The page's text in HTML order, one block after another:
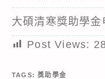
大碩清寒獎助學金
Post Views:
TAGS:獎助學金